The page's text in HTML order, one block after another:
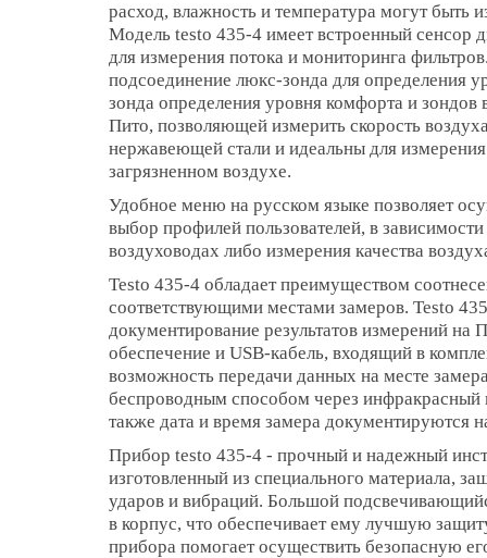
расход, влажность и температура могут быть
Модель testo 435-4 имеет встроенный сенсор
для измерения потока и мониторинга
подсоединение люкс-зонда для определения
зонда определения уровня комфорта и зондов
Пито, позволяющей измерить скорость
нержавеющей стали и идеальны для
загрязненном воздухе.
Удобное меню на русском языке позволяет
выбор профилей пользователей, в
воздуховодах либо измерения качества
Testo 435-4 обладает преимуществом
соответствующими местами замеров. Testo
документирование результатов измерений на
обеспечение и USB-кабель, входящий в
возможность передачи данных на месте
беспроводным способом через инфракрасный
также дата и время замера документируются
Прибор testo 435-4 - прочный и надежный
изготовленный из специального материала,
ударов и вибраций. Большой
в корпус, что обеспечивает ему лучшую
прибора помогает осуществить безопасную